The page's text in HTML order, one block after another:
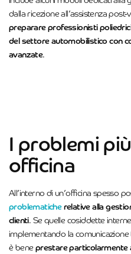
dalla ricezione all’assistenza post-
preparare professionisti
del settore automobilistico con
avanzate.
I problemi
officina
All’interno di un’officina spesso
problematicherelative alla
clienti. Se quelle cosiddette
implementando la
è bene prestare particolarmente